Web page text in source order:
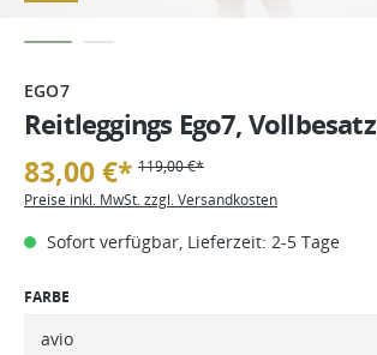
EGO7
Reitleggings Ego7, Vollbesatz
83,00 €* 119,00 €*
Preise inkl. MwSt. zzgl. Versandkosten
Sofort verfügbar, Lieferzeit: 2-5 Tage
FARBE